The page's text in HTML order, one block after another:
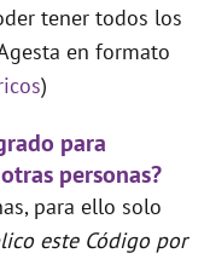
tener todos los
en formato
)
para
personas?
para ello solo
este Código por